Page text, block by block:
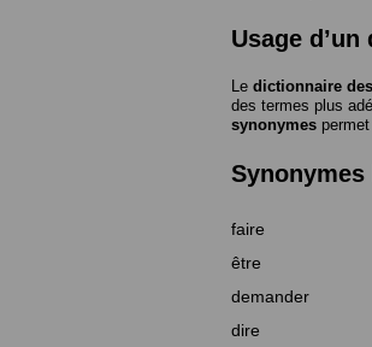
Usage
Le dictionnaire
des termes plus
synonymes
faire
être
demander
dire